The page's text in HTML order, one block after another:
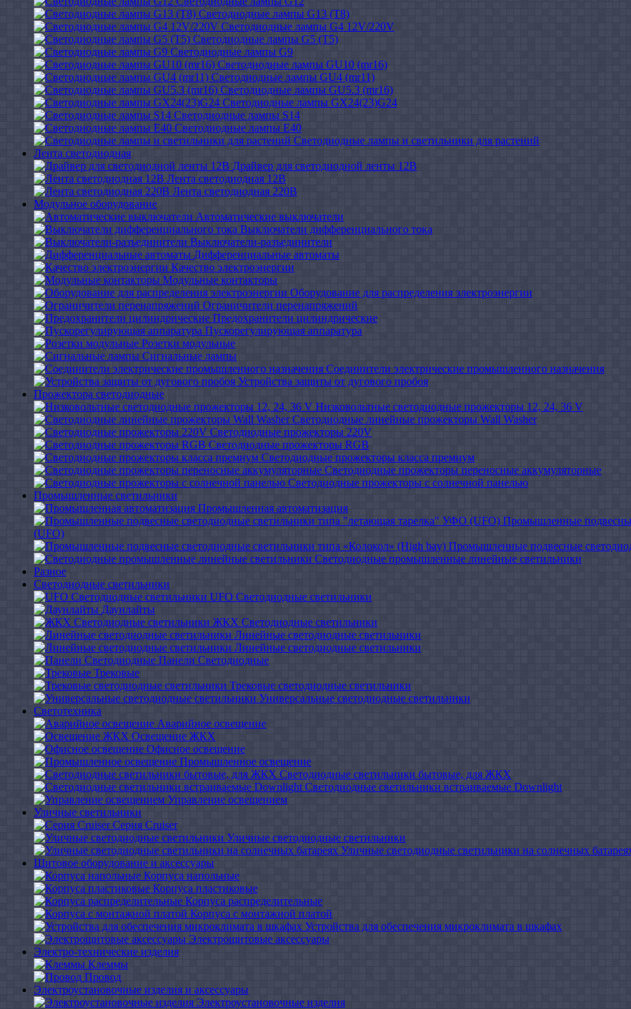
Светодиодные лампы G13 (T8)
Светодиодные лампы G4 12V/220V
Светодиодные лампы G5 (T5)
Светодиодные лампы G9
Светодиодные лампы GU10 (mr16)
Светодиодные лампы GU4 (mr11)
Светодиодные лампы GU5.3 (mr16)
Светодиодные лампы GX24(23)G24
Светодиодные лампы S14
Светодиодные лампы Е40
Светодиодные лампы и светильники для растений
Лента светодиодная
Драйвер для светодиодной ленты 12В
Лента светодиодная 12В
Лента светодиодная 220В
Модульное оборудование
Автоматические выключатели
Выключатели дифференциального тока
Выключатели-разъединители
Дифференциальные автоматы
Качество электроэнергии
Модульные контакторы
Оборудование для распределения электроэнергии
Ограничители перенапряжений
Предохранители цилиндрические
Пускорегулирующая аппаратура
Розетки модульные
Сигнальные лампы
Соединители электрические промышленного назначения
Устройства защиты от дугового пробоя
Прожектора светодиодные
Низковольтные светодиодные прожекторы 12, 24, 36 V
Светодиодные линейные прожекторы Wall Washer
Светодиодные прожекторы 220V
Светодиодные прожекторы RGB
Светодиодные прожекторы класса премиум
Светодиодные прожекторы переносные аккумуляторные
Светодиодные прожекторы с солнечной панелью
Промышленные светильники
Промышленная автоматизация
Промышленные
(UFO)
Промышленные подвесные
Светодиодные промышленные линейные светильники
Разное
Светодиодные светильники
UFO Светодиодные светильники
Даунлайты
ЖКХ Светодиодные светильники
Линейные светодиодные светильники
Линейные светодиодные светильники
Панели Светодиодные
Трековые
Трековые светодиодные светильники
Универсальные светодиодные светильники
Светотехника
Аварийное освещение
Освещение ЖКХ
Офисное освещение
Промышленное освещение
Светодиодные светильники бытовые, для ЖКХ
Светодиодные светильники встраиваемые Downlight
Управление освещением
Уличные светильники
Серия Cruiser
Уличные светодиодные светильники
Уличные светодиодные светильники на солнечных
Щитовое оборудование и аксессуары
Корпуса напольные
Корпуса пластиковые
Корпуса распределительные
Корпуса с монтажной платой
Устройства для обеспечения микроклимата в шкафах
Электрощитовые аксессуары
Электро-технические изделия
Клеммы
Провод
Электроустановочные изделия и аксессуары
Электроустановочные изделия